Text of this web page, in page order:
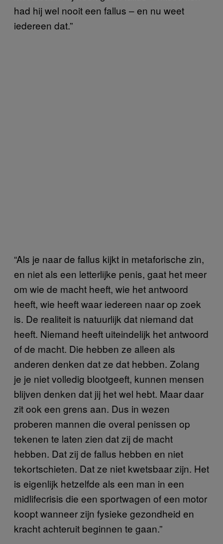
had hij wel nooit een fallus – en nu weet
iedereen dat.”
“Als je naar de fallus kijkt in metaforische zin,
en niet als een letterlijke penis, gaat het meer
om wie de macht heeft, wie het antwoord
heeft, wie heeft waar iedereen naar op zoek
is. De realiteit is natuurlijk dat niemand dat
heeft. Niemand heeft uiteindelijk het antwoord
of de macht. Die hebben ze alleen als
anderen denken dat ze dat hebben. Zolang
je je niet volledig blootgeeft, kunnen mensen
blijven denken dat jij het wel hebt. Maar daar
zit ook een grens aan. Dus in wezen
proberen mannen die overal penissen op
tekenen te laten zien dat zij de macht
hebben. Dat zij de fallus hebben en niet
tekortschieten. Dat ze niet kwetsbaar zijn. Het
is eigenlijk hetzelfde als een man in een
midlifecrisis die een sportwagen of een motor
koopt wanneer zijn fysieke gezondheid en
kracht achteruit beginnen te gaan.”